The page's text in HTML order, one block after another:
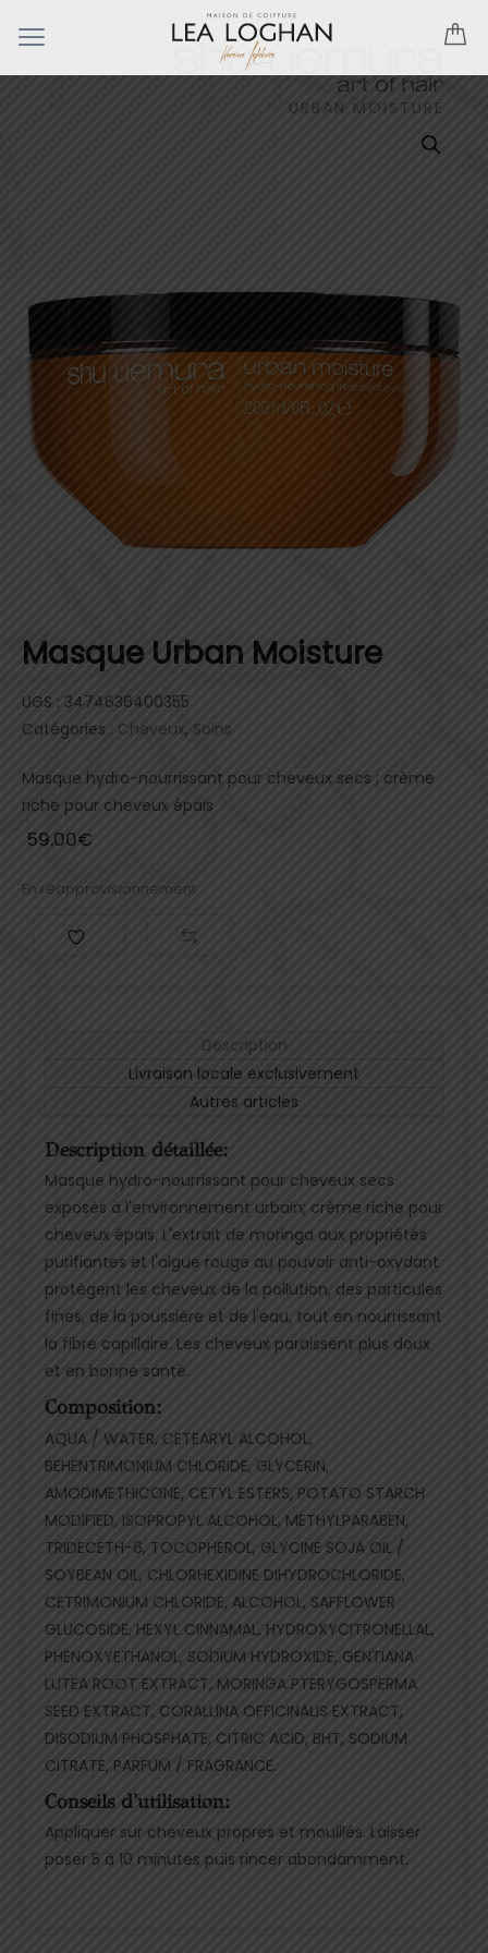
Masque Urban Moisture
UGS : 3474636400355
Catégories : Cheveux, Soins
URBAN MOISTURE
Masque hydro-nourrissant pour cheveux secs ; crème
riche pour cheveux épais
59.00€
En réapprovisionnement
Description
Livraison locale exclusivement
Autres articles
Description détaillée:
Masque hydro-nourrissant pour cheveux secs
exposés à l'environnement urbain; crème riche pour
cheveux épais. L'extrait de moringa aux propriétés
purifiantes et l'algue rouge au pouvoir anti-oxydant
protègent les cheveux de la pollution, des particules
fines, de la poussière et de l'eau, tout en nourrissant
la fibre capillaire. Les cheveux paraissent plus doux
et en bonne santé.
Composition:
AQUA / WATER, CETEARYL ALCOHOL,
BEHENTRIMONIUM CHLORIDE, GLYCERIN,
AMODIMETHICONE, CETYL ESTERS, POTATO STARCH
MODIFIED, ISOPROPYL ALCOHOL, METHYLPARABEN,
TRIDECETH-6, TOCOPHEROL, GLYCINE SOJA OIL /
SOYBEAN OIL, CHLORHEXIDINE DIHYDROCHLORIDE,
CETRIMONIUM CHLORIDE, ALCOHOL, SAFFLOWER
GLUCOSIDE, HEXYL CINNAMAL, HYDROXYCITRONELLAL,
PHENOXYETHANOL, SODIUM HYDROXIDE, GENTIANA
LUTEA ROOT EXTRACT, MORINGA PTERYGOSPERMA
SEED EXTRACT, CORALLINA OFFICINALIS EXTRACT,
DISODIUM PHOSPHATE, CITRIC ACID, BHT, SODIUM
CITRATE, PARFUM / FRAGRANCE.
Conseils d'utilisation:
Appliquer sur cheveux propres et mouillés. Laisser
poser 5 à 10 minutes puis rincer abondamment.